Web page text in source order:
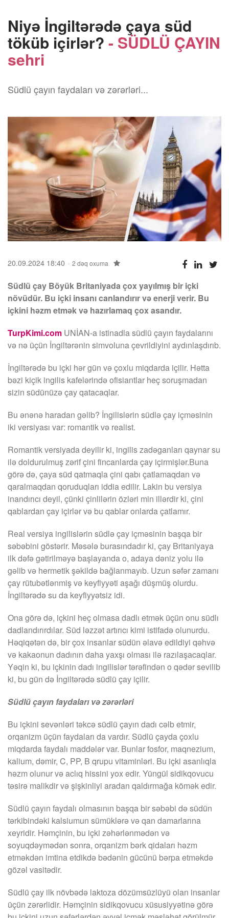
Niyə İngiltərədə çaya süd
töküb içirlər? - SÜDLÜ ÇAYIN
sehri
Südlü çayın faydaları və zərərləri...
20.09.2024 18:40 2 dəq oxuma
Südlü çay Böyük Britaniyada çox yayılmış bir içki
növüdür. Bu içki insanı canlandırır və enerji verir. Bu
içkini həzm etmək və hazırlamaq çox asandır.
TurpKimi.com UNİAN-a istinadla südlü çayın faydalarını
və nə üçün İngiltərənin simvoluna çevrildiyini aydınlaşdırıb.
İngiltərədə bu içki hər gün və çoxlu miqdarda içilir. Hətta
bəzi kiçik ingilis kafelərində ofisiantlar heç soruşmadan
sizin südünüzə çay qatacaqlar.
Bu ənənə haradan gəlib? İngilislərin südlə çay içməsinin
iki versiyası var: romantik və realist.
Romantik versiyada deyilir ki, ingilis zadəganları qaynar su
ilə doldurulmuş zərif çini fincanlarda çay içirmişlər.Buna
görə də, çaya süd qatmaqla çini qabı çatlamaqdan və
qaralmaqdan qoruduqları iddia edilir. Lakin bu versiya
inandırıcı deyil, çünki çinlilərin özləri min illərdir ki, çini
qablardan çay içirlər və bu qablar onlarda çatlamır.
Real versiya ingilislərin südlə çay içməsinin başqa bir
səbəbini göstərir. Məsələ burasındadır ki, çay Britaniyaya
ilk dəfə gətirilməyə başlayanda o, adaya dəniz yolu ilə
gəlib və hermetik şəkildə bağlanmayıb. Uzun səfər zamanı
çay rütubətlənmiş və keyfiyyəti aşağı düşmüş olurdu.
İngiltərədə su da keyfiyyətsiz idi.
Ona görə də, içkini heç olmasa dadlı etmək üçün onu südlı
dadlandırırdılar. Süd ləzzət artırıcı kimi istifadə olunurdu.
Həqiqətən də, bir çox insanlar südün əlavə edildiyi qəhvə
və kakaonun dadının daha yaxşı olması ilə razılaşacaqlar.
Yəqin ki, bu içkinin dadı ingilislər tərəfindən o qədər sevilib
ki, bu gün də İngiltərədə südlü çay içilir.
Südlü çayın faydaları və zərərləri
Bu içkini sevənləri təkcə südlü çayın dadı cəlb etmir,
orqanizm üçün faydaları da vardır. Südlü çayda çoxlu
miqdarda faydalı maddələr var. Bunlar fosfor, maqnezium,
kalium, dəmir, C, PP, B qrupu vitaminləri. Bu içki asanlıqla
həzm olunur və aclıq hissini yox edir. Yüngül sidikqovucu
təsirə malikdir və şişkinliyi aradan qaldırmağa kömək edir.
Südlü çayın faydalı olmasının başqa bir səbəbi də südün
tərkibindəki kalsiumun sümüklərə və qan damarlarına
xeyridir. Həmçinin, bu içki zəhərlənmədən və
soyuqdəymədən sonra, orqanizm bərk qidaları həzm
etməkdən imtina etdikdə bədənin gücünü bərpa etməkdə
gözəl vasitədir.
Südlü çay ilk növbədə laktoza dözümsüzlüyü olan insanlar
üçün zərərlidir. Həmçinin sidikqovucu xüsusiyyətinə görə